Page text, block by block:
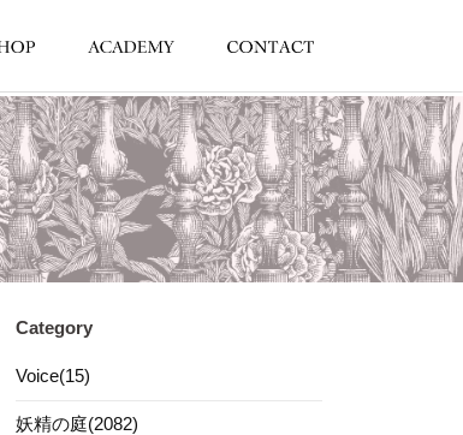
Category
Voice(15)
妖精の庭(2082)